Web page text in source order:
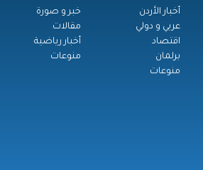
أخبار الأردن
عربي و دولي
اقتصاد
برلمان
منوعات
خبر و صورة
مقالات
أخبار رياضية
منوعات